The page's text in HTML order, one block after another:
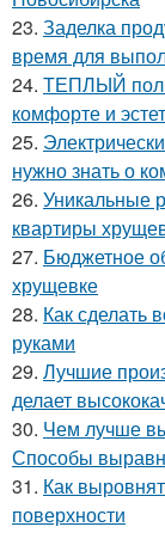
23. Заделка
время для
24. ТЕПЛЫЙ пол
комфорте и
25.
нужно знать о
26. Уникальные
квартиры
27. Бюджетное
хрущевке
28. Как сделать
руками
29. Лучшие
делает
30. Чем лучше
Способы
31. Как
поверхности